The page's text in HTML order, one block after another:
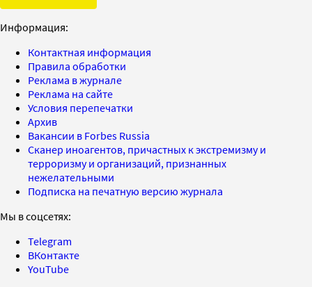
Информация:
Контактная информация
Правила обработки
Реклама в журнале
Реклама на сайте
Условия перепечатки
Архив
Вакансии в Forbes Russia
Сканер иноагентов, причастных к экстремизму и
терроризму и организаций, признанных
нежелательными
Подписка на печатную версию журнала
Мы в соцсетях:
Telegram
ВКонтакте
YouTube